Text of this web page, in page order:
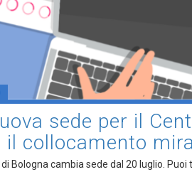
sede per il
il collocamento
di Bologna cambia sede dal 20 luglio.